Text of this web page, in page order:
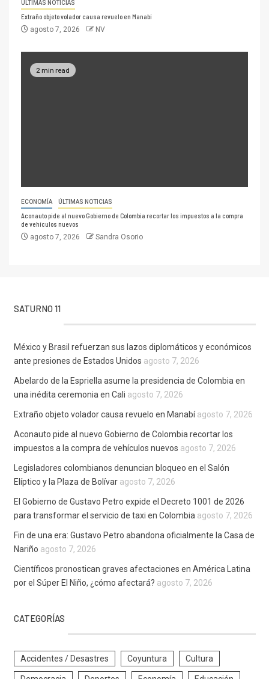
ÚLTIMAS NOTICIAS
Extraño objeto volador causa revuelo en Manabí
agosto 7, 2026 NV
2 min read
ECONOMÍA ÚLTIMAS NOTICIAS
Aconauto pide al nuevo Gobierno de Colombia recortar los impuestos a la compra
de vehículos nuevos
agosto 7, 2026 Sandra Osorio
SATURNO 11
México y Brasil refuerzan sus lazos diplomáticos y económicos
ante presiones de Estados Unidos agosto 7, 2026
Abelardo de la Espriella asume la presidencia de Colombia en
una inédita ceremonia en Cali agosto 7, 2026
Extraño objeto volador causa revuelo en Manabí agosto 7, 2026
Aconauto pide al nuevo Gobierno de Colombia recortar los
impuestos a la compra de vehículos nuevos agosto 7, 2026
Legisladores colombianos denuncian bloqueo en el Salón
Elíptico y la Plaza de Bolívar agosto 7, 2026
El Gobierno de Gustavo Petro expide el Decreto 1001 de 2026
para transformar el servicio de taxi en Colombia agosto 7, 2026
Fin de una era: Gustavo Petro abandona oficialmente la Casa de
Nariño agosto 7, 2026
Científicos pronostican graves afectaciones en América Latina
por el Súper El Niño, ¿cómo afectará? agosto 7, 2026
CATEGORÍAS
Accidentes / Desastres Coyuntura Cultura